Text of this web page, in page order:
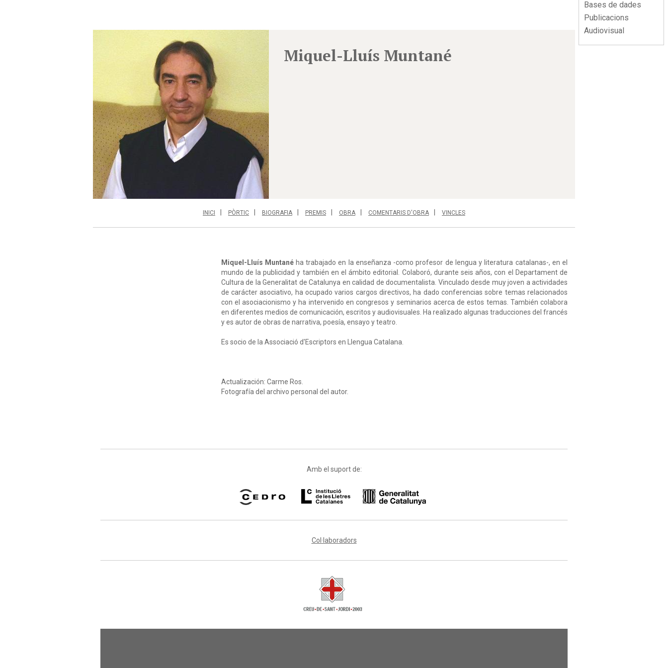
Bases de dades
Publicacions
Audiovisual
Miquel-Lluís Muntané
INICI PÒRTIC BIOGRAFIA PREMIS OBRA COMENTARIS D'OBRA VINCLES
Miquel-Lluís Muntanéha trabajado en la enseñanza -como profesor de lengua y literatura catalanas-, en el
mundo de la publicidad y también en el ámbito editorial. Colaboró, durante seis años, con el Departament de
Cultura de la Generalitat de Catalunya en calidad de documentalista. Vinculado desde muy joven a actividades
de carácter asociativo, ha ocupado varios cargos directivos, ha dado conferencias sobre temas relacionados
con el asociacionismo y ha intervenido en congresos y seminarios acerca de estos temas. También colabora
en diferentes medios de comunicación, escritos y audiovisuales. Ha realizado algunas traducciones del francés
y es autor de obras de narrativa, poesía, ensayo y teatro.
Es socio de la Associació d'Escriptors en Llengua Catalana.
Actualización: Carme Ros.
Fotografía del archivo personal del autor.
Amb el suport de:
Col·laboradors